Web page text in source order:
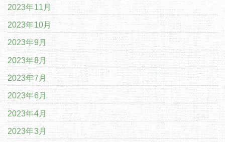
2023年11月
2023年10月
2023年9月
2023年8月
2023年7月
2023年6月
2023年4月
2023年3月